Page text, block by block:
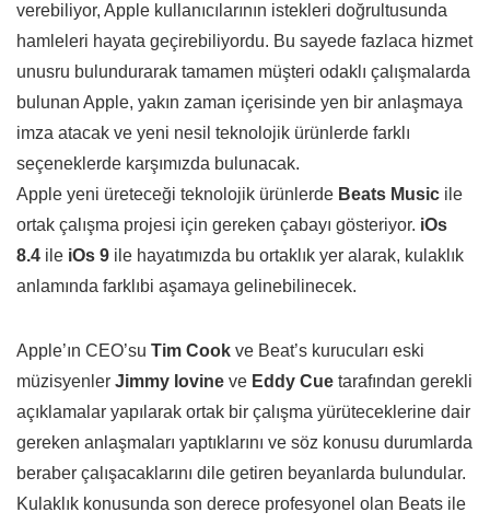
verebiliyor, Apple kullanıcılarının istekleri doğrultusunda
hamleleri hayata geçirebiliyordu. Bu sayede fazlaca hizmet
unusru bulundurarak tamamen müşteri odaklı çalışmalarda
bulunan Apple, yakın zaman içerisinde yen bir anlaşmaya
imza atacak ve yeni nesil teknolojik ürünlerde farklı
seçeneklerde karşımızda bulunacak.
Apple yeni üreteceği teknolojik ürünlerde Beats Music ile
ortak çalışma projesi için gereken çabayı gösteriyor. iOs
8.4 ile iOs 9 ile hayatımızda bu ortaklık yer alarak, kulaklık
anlamında farklıbi aşamaya gelinebilinecek.
Apple’ın CEO’su Tim Cook ve Beat’s kurucuları eski
müzisyenler Jimmy Iovine ve Eddy Cue tarafından gerekli
açıklamalar yapılarak ortak bir çalışma yürüteceklerine dair
gereken anlaşmaları yaptıklarını ve söz konusu durumlarda
beraber çalışacaklarını dile getiren beyanlarda bulundular.
Kulaklık konusunda son derece profesyonel olan Beats ile